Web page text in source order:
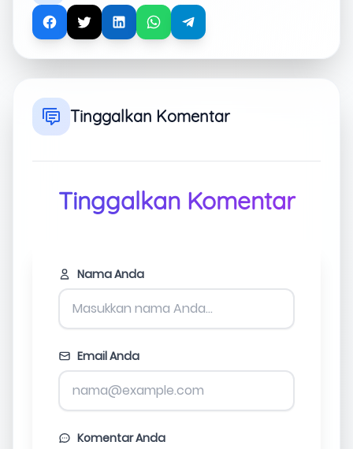
Tinggalkan Komentar
Tinggalkan Komentar
Nama Anda
Email Anda
Komentar Anda